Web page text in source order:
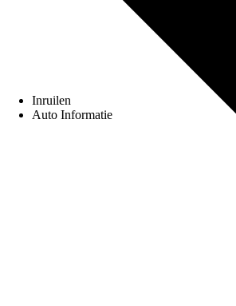
Inruilen
Auto Informatie